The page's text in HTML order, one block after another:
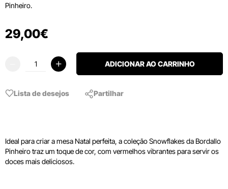
Pinheiro.
29,00€
ADICIONAR AO CARRINHO
Lista de desejos Partilhar
Ideal para criar a mesa Natal perfeita, a coleção Snowflakes da Bordallo
Pinheiro traz um toque de cor, com vermelhos vibrantes para servir os
doces mais deliciosos.